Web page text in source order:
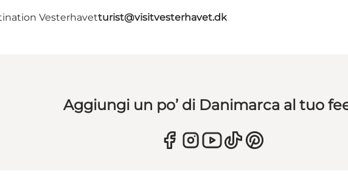
Vesterhavetturist@visitvesterhavet.dk
Aggiungi un po’ di Danimarca al tuo